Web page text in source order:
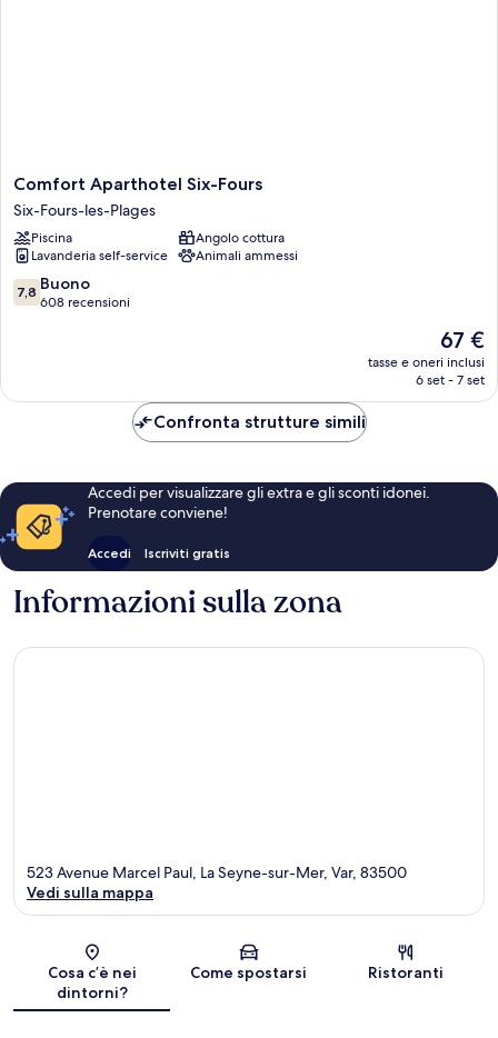
Comfort
Aparthotel
Six-
Fours
Six-
Fours-
les-
Comfort Aparthotel Six-Fours
Six-Fours-les-Plages
Piscina
Angolo cottura
Lavanderia self-service
Animali ammessi
7.8
su
7,8 Buono
608 recensioni
Il
prezzo
attuale
67 €
tasse e oneri inclusi
6 set - 7 set
Confronta strutture simili
Accedi per visualizzare gli extra e gli sconti idonei.
Prenotare conviene!
Accedi Iscriviti gratis
Informazioni sulla zona
Mappa
523 Avenue Marcel Paul, La Seyne-sur-Mer, Var, 83500
Vedi sulla mappa
Cosa c’è nei
dintorni?
Come spostarsi Ristoranti